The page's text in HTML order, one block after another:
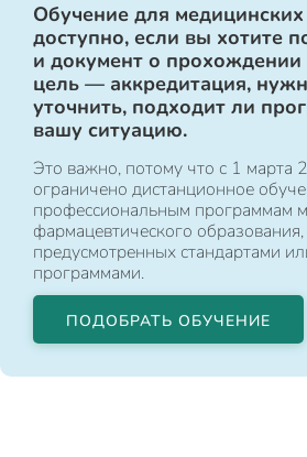
Обучение для
доступно, если вы хотите
и документ о прохождении
цель — аккредитация,
уточнить, подходит ли
вашу ситуацию.
Это важно, потому что с 1 марта
ограничено дистанционное
профессиональным программам
фармацевтического
предусмотренных стандартами
программами.
ПОДОБРАТЬ ОБУЧЕНИЕ